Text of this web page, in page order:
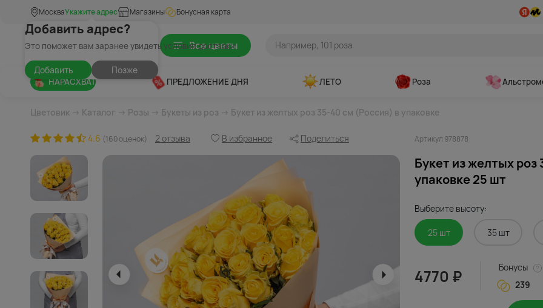
МоскваУкажите адрес
Добавить адрес?
Это поможет вам заранее увидеть условия доставки
Добавить Позже
Магазины Бонусная карта
Все цветы
НАРАСХВАТ ПРЕДЛОЖЕНИЕ ДНЯ ЛЕТО Роза
Цветовик → Каталог → Розы → Букеты из роз → Букет из желтых роз 35-40 см (Россия) в упаковке
4.6 (160 оценок) 2 отзыва В избранное Поделиться Артикул 978878
Букет из желтых
упаковке 25 шт
Выберите высоту:
25 шт 35 шт
4770 ₽
Бонусы
239